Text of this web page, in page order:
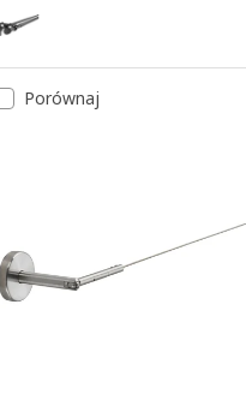
HUGAD / RÄCKA,
Porównaj